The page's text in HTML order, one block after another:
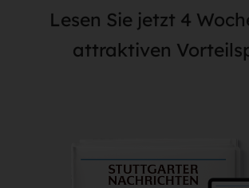
Lesen Sie jetzt 4
attraktiven